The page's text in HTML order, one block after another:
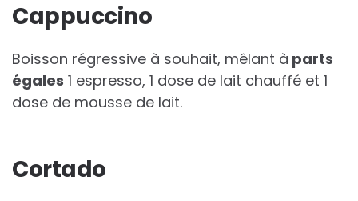
Cappuccino
Boisson régressive à souhait, mêlant à parts
égales 1 espresso, 1 dose de lait chauffé et 1
dose de mousse de lait.
Cortado